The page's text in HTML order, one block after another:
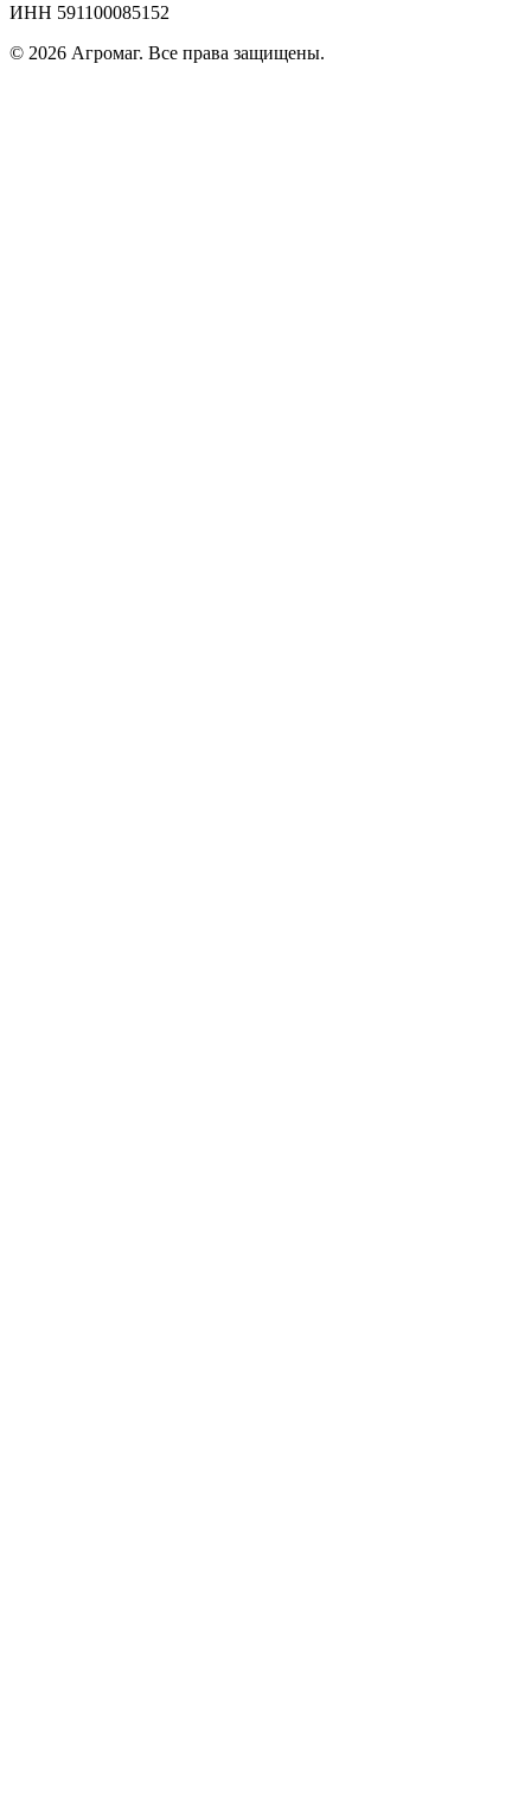
ИНН 591100085152
© 2026 Агромаг. Все права защищены.